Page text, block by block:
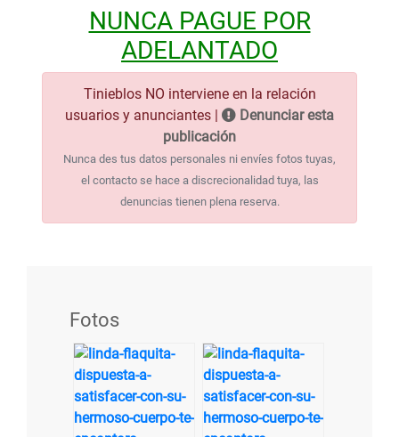
NUNCA PAGUE POR
ADELANTADO
Tinieblos NO interviene en la relación
usuarios y anunciantes |
Denunciar esta
publicación
Nunca des tus datos personales ni envíes fotos tuyas,
el contacto se hace a discrecionalidad tuya, las
denuncias tienen plena reserva.
Fotos